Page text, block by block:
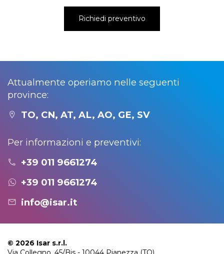
Richiedi preventivo
Attualmente operiamo nelle seguenti
province:
TO, CN, AT, AL, AO, GE, SV
Per informazioni e preventivi:
+39 011 9661274
+39 011 9661274
info@isar.it
© 2026 Isar s.r.l.